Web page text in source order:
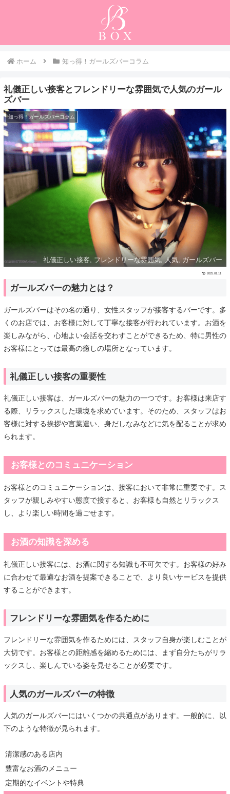
ホーム 知っ得！ガールズバーコラム
礼儀正しい接客とフレンドリーな雰囲気で人気のガール
ズバー
知っ得！ガールズバーコラム
礼儀正しい接客, フレンドリーな雰囲気, 人気, ガールズバー
2025.01.11
ガールズバーの魅力とは？
ガールズバーはその名の通り、女性スタッフが接客するバーです。多
くのお店では、お客様に対して丁寧な接客が行われています。お酒を
楽しみながら、心地よい会話を交わすことができるため、特に男性の
お客様にとっては最高の癒しの場所となっています。
礼儀正しい接客の重要性
礼儀正しい接客は、ガールズバーの魅力の一つです。お客様は来店す
る際、リラックスした環境を求めています。そのため、スタッフはお
客様に対する挨拶や言葉遣い、身だしなみなどに気を配ることが求め
られます。
お客様とのコミュニケーション
お客様とのコミュニケーションは、接客において非常に重要です。ス
タッフが親しみやすい態度で接すると、お客様も自然とリラックス
し、より楽しい時間を過ごせます。
お酒の知識を深める
礼儀正しい接客には、お酒に関する知識も不可欠です。お客様の好み
に合わせて最適なお酒を提案できることで、より良いサービスを提供
することができます。
フレンドリーな雰囲気を作るために
フレンドリーな雰囲気を作るためには、スタッフ自身が楽しむことが
大切です。お客様との距離感を縮めるためには、まず自分たちがリラ
ックスし、楽しんでいる姿を見せることが必要です。
人気のガールズバーの特徴
人気のガールズバーにはいくつかの共通点があります。一般的に、以
下のような特徴が見られます。
清潔感のある店内
豊富なお酒のメニュー
定期的なイベントや特典